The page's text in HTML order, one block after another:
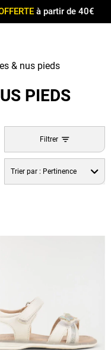
à partir de 40€
& nus pieds
PIEDS
Filtrer
Trier par : Pertinence